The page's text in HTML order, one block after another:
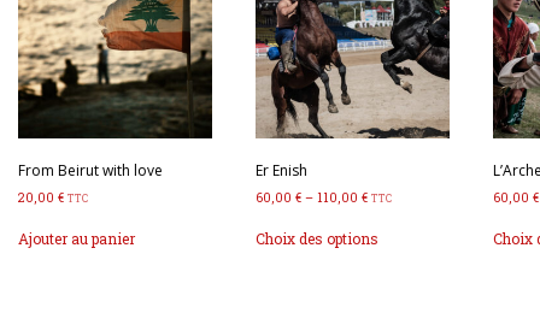
From Beirut with love
20,00 € TTC
Ajouter au panier
Er Enish
60,00€ – 110,00€ TTC
Choix des options
60,00€
Choix